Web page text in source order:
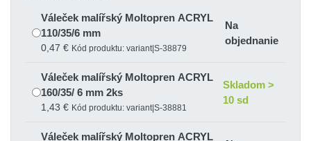
Váleček malířský Moltopren ACRYL
110/35/6 mm
0,47 € Kód produktu: variant|S-38879
Na
objednanie
Váleček malířský Moltopren ACRYL
160/35/ 6 mm 2ks
1,43 € Kód produktu: variant|S-38881
Skladom >
10 sd
Váleček malířský Moltopren ACRYL